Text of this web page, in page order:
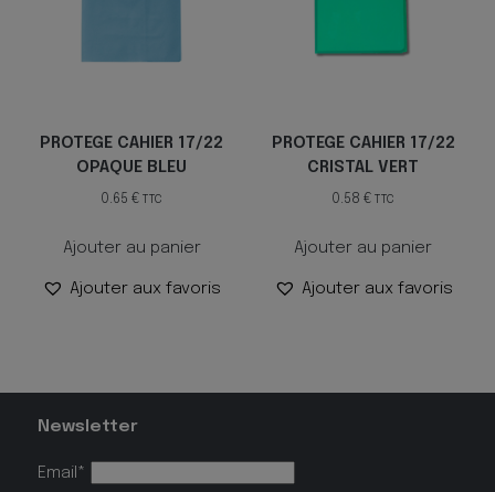
PROTEGE CAHIER 17/22
OPAQUE BLEU
0.65€ TTC
Ajouter au panier
Ajouter aux favoris
PROTEGE CAHIER 17/22
CRISTAL VERT
0.58€ TTC
Ajouter au panier
Ajouter aux favoris
Newsletter
Email*